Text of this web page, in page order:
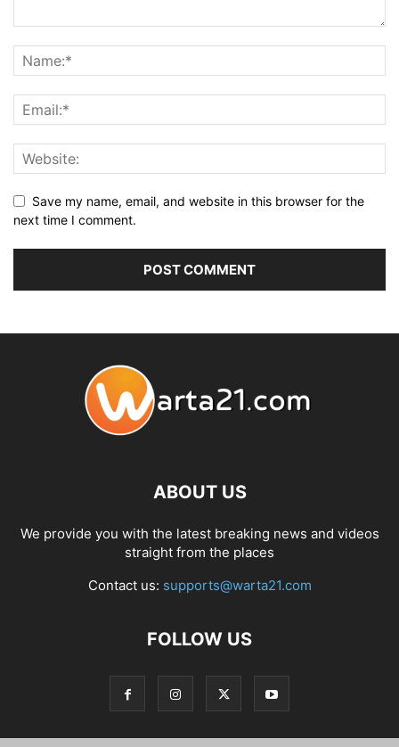
Save my name, email, and website in this browser for the
next time I comment.
ABOUT US
We provide you with the latest breaking news and videos
straight from the places
Contact us: supports@warta21.com
FOLLOW US